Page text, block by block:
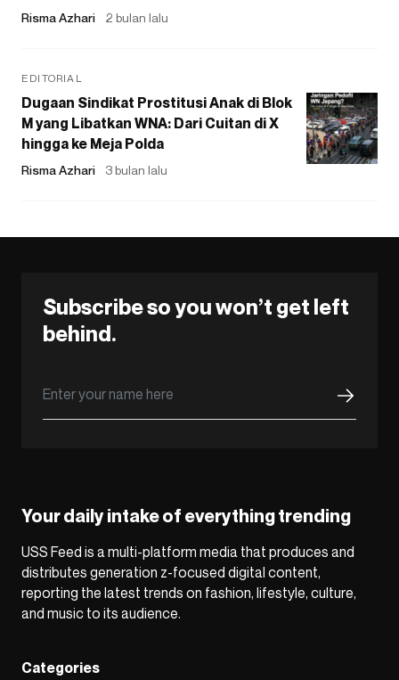
Risma Azhari 2 bulan lalu
EDITORIAL
Dugaan Sindikat Prostitusi Anak di Blok
M yang Libatkan WNA: Dari Cuitan di X
hingga ke Meja Polda
Risma Azhari 3 bulan lalu
Subscribe so you won’t get left
behind.
Your daily intake of everything trending
USS Feed is a multi-platform media that produces and
distributes generation z-focused digital content,
reporting the latest trends on fashion, lifestyle, culture,
and music to its audience.
Categories